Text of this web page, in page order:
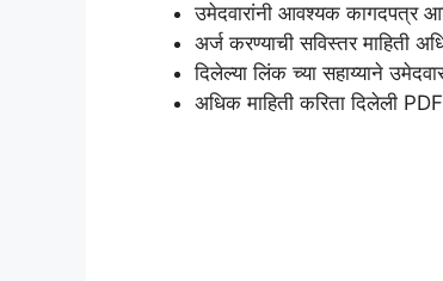
उमेदवारांनी आवश्यक कागदपत्र
अर्ज करण्याची सविस्तर
दिलेल्या लिंक च्या सहाय्याने
अधिक माहिती करिता दिलेली